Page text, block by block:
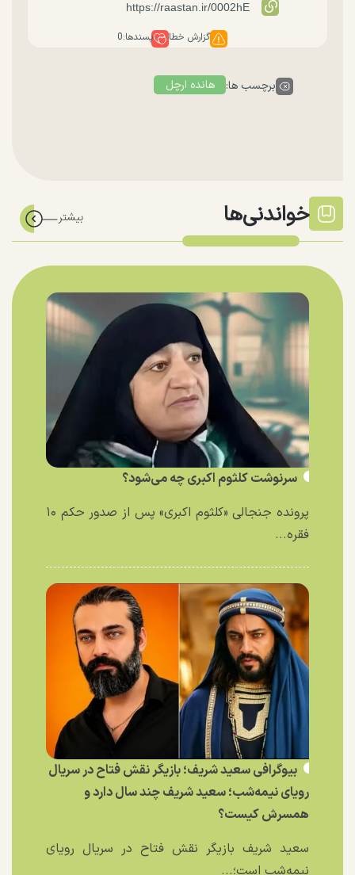
گزارش خطا پسندها:0
برچسب ها: هانده ارچل
خواندنی‌ها
سرنوشت کلثوم اکبری چه می‌شود؟
پرونده جنجالی «کلثوم اکبری» پس از صدور حکم ۱۰
فقره...
بیوگرافی سعید شریف؛ بازیگر نقش فتاح در سریال
رویای نیمه‌شب؛ سعید شریف چند سال دارد و
همسرش کیست؟
سعید شریف بازیگر نقش فتاح در سریال رویای
نیمه‌شب است؛...